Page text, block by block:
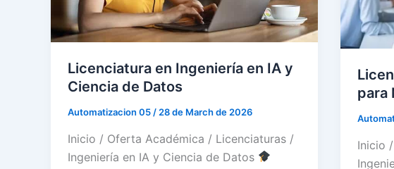
Licenciatura en Ingeniería en IA y
Ciencia de Datos
Automatizacion 05/28 de March de 2026
Inicio / Oferta Académica / Licenciaturas /
Ingeniería en IA y Ciencia de Datos
para
Inicio